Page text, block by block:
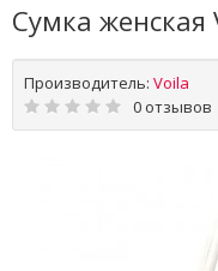
Сумка женская
Производитель: Voila
0 отзывов